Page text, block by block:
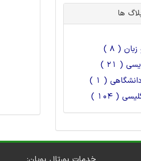
ها
( 8 )
( 21 )
( 1 )
( 104 )